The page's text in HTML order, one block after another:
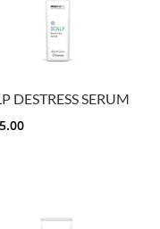
DESTRESS SERUM